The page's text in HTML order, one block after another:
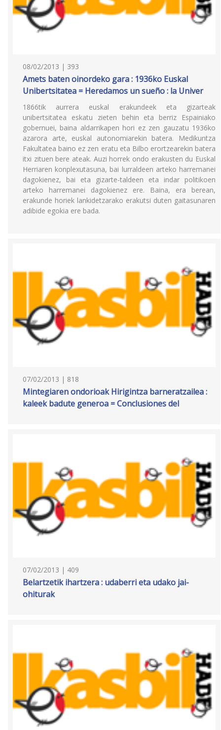
08/02/2013 | 393
Amets baten oinordeko gara : 1936ko Euskal
Unibertsitatea = Heredamos un sueño : la Univer
1866tik aurrera euskal erakundeek eta gizarteak
unibertsitatea eskatu zieten behin eta berriz Espainiako
gobernuei, baina aldarrikapen hori ez zen gauzatu 1936ko
azarora arte, euskal autonomiarekin batera. Medikuntza
Fakultatea baino ez zen eratu eta Bilbo erortzearekin batera
itxi zituen bere ateak. Auzi horrek ondo erakusten du Euskal
Herriaren konplexutasuna, bai lurraldeen arteko harremanei
dagokienez, bai eta gizarte-taldeen eta indar politikoen
arteko harremanei dagokienez ere. Baina, era berean,
erakunde horiek lankidetzarako erakutsi duten gaitasunaren
adibide egokia ere bada.
07/02/2013 | 818
Mintegiaren ondorioak Hirigintza barneratzailea :
kaleek badute generoa = Conclusiones del
07/02/2013 | 409
Belartzetik ihartzera : udaberri eta udako jai-
ohiturak